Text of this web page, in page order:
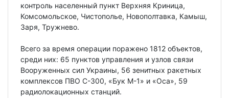
контроль населенный пункт Верхняя Криница,
Комсомольское, Чистополье, Новополтавка, Камыш,
Заря, Тружнево.
Всего за время операции поражено 1812 объектов,
среди них: 65 пунктов управления и узлов связи
Вооруженных сил Украины, 56 зенитных ракетных
комплексов ПВО С-300, «Бук М-1» и «Оса», 59
радиолокационных станций.